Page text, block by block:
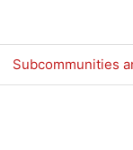
Subcommunities